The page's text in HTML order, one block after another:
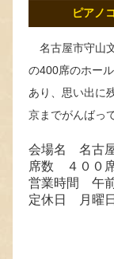
ピアノ
名古屋市守山
の400席のホー
あり、思い出に
京までがんばっ
会場名 名古
席数 ４００
営業時間 午前
定休日 月曜